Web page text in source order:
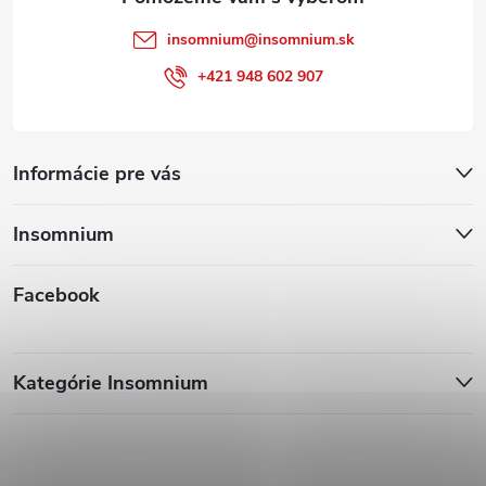
Informácie pre vás
Insomnium
Facebook
insomnium@insomnium.sk
+421 948 602 907
Kategórie Insomnium